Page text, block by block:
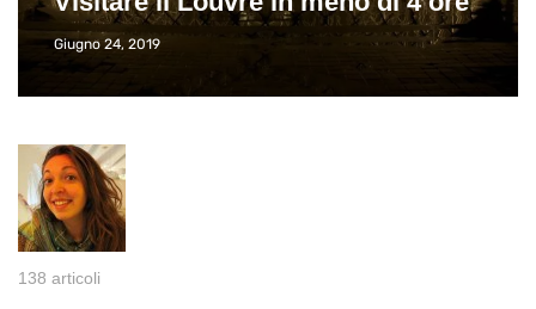
Giugno 24, 2019
138 articoli